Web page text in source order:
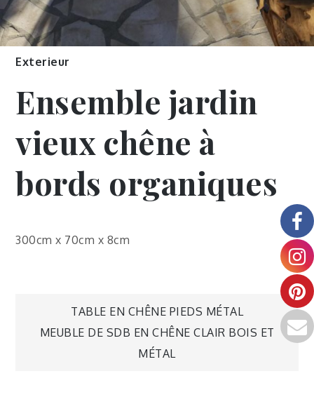
Exterieur
Ensemble jardin
vieux chêne à
bords organiques
300cm x 70cm x 8cm
TABLE EN CHÊNE PIEDS MÉTAL
MEUBLE DE SDB EN CHÊNE CLAIR BOIS ET
MÉTAL